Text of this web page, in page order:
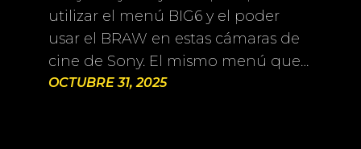
utilizar el menú BIG6 y el poder
usar el BRAW en estas cámaras de
cine de Sony. El mismo menú que…
OCTUBRE 31, 2025